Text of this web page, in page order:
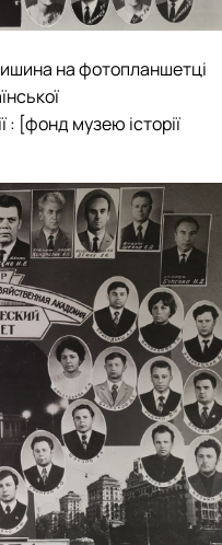
на фотопланшетці
: [фонд музею історії